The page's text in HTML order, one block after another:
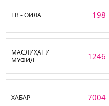
ТВ - ОИЛА 198
МАСЛИҲАТИ
МУФИД
1246
ХАБАР 7004